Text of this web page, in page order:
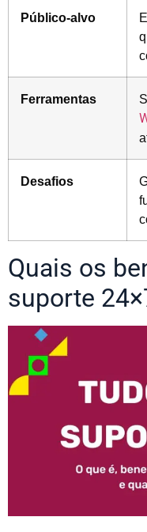
Público-alvo
Ferramentas
Desafios
Quais os
suporte